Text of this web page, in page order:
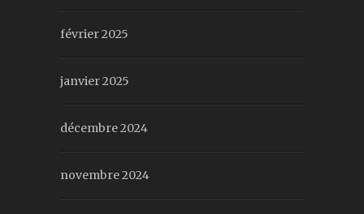
février 2025
janvier 2025
décembre 2024
novembre 2024